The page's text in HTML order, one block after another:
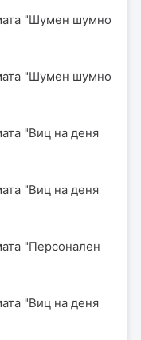
"Шумен шумно
"Шумен шумно
"Виц на деня
"Виц на деня
"Персонален
"Виц на деня